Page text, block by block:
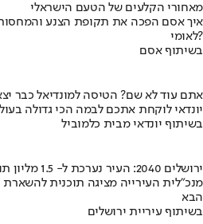
מאחורי הקלעים של הטעם הישראלי
לאומי?
בשיתוף אסם
אתם עוד לא שם? הטיסה למונדיאל כבר
יונדאי לוקחת אתכם לבמה הכי גדולה
בשיתוף יונדאי מבית כלמוביל
ירושלים 2040: העיר נערכת ל- 1.5 מליון תושבים
מנכ"לית העירייה מציגה תוכנית להשארת
הבא
בשיתוף עיריית ירושלים